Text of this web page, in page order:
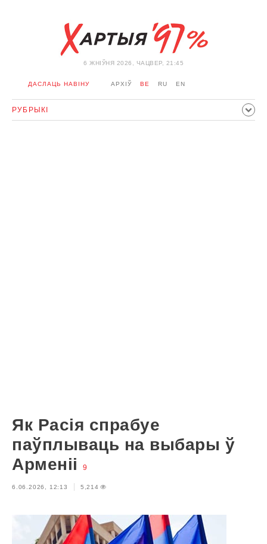
6 ЖНIЎНЯ 2026, ЧАЦВЕР, 21:45
ДАСЛАЦЬ НАВІНУ АРХІЎ BE RU EN
РУБРЫКІ
Як Расія спрабуе
паўплываць на выбары ў
Арменіі
9
6.06.2026, 12:13 5,214